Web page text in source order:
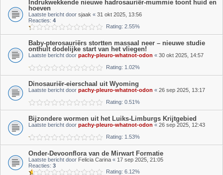
Indrukwekkende nieuwe hadrosauriër-mummie toont huid en
hoeven
Laatste bericht door sjaak « 31 okt 2025, 13:56
Reacties: 4
Rating: 2.55%
Baby-pterosauriërs stortten massaal neer – nieuwe studie
onthult dodelijke start van het vliegen!
Laatste bericht door pachy-pleuro-whatnot-odon « 30 okt 2025, 14:57
Rating: 1.02%
Dinosauriër-eierschaal uit Wyoming
Laatste bericht door pachy-pleuro-whatnot-odon « 26 sep 2025, 13:17
Rating: 0.51%
Bijzondere wormen uit het Luiks-Limburgs Krijtgebied
Laatste bericht door pachy-pleuro-whatnot-odon « 26 sep 2025, 12:43
Rating: 1.53%
Onder-Devoonflora van de Mirwart Formatie
Laatste bericht door Felicia Carina « 17 sep 2025, 21:05
Reacties: 3
Rating: 6.12%